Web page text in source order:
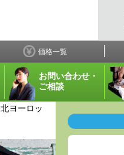
価格一覧
お問い合わせ・
ご相談
北ヨーロッ